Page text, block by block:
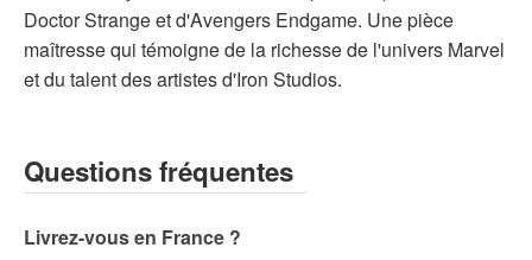
Doctor Strange et d'Avengers Endgame. Une pièce
maîtresse qui témoigne de la richesse de l'univers Marvel
et du talent des artistes d'Iron Studios.
Questions fréquentes
Livrez-vous en France ?